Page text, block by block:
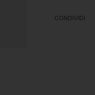
CONDIVIDI